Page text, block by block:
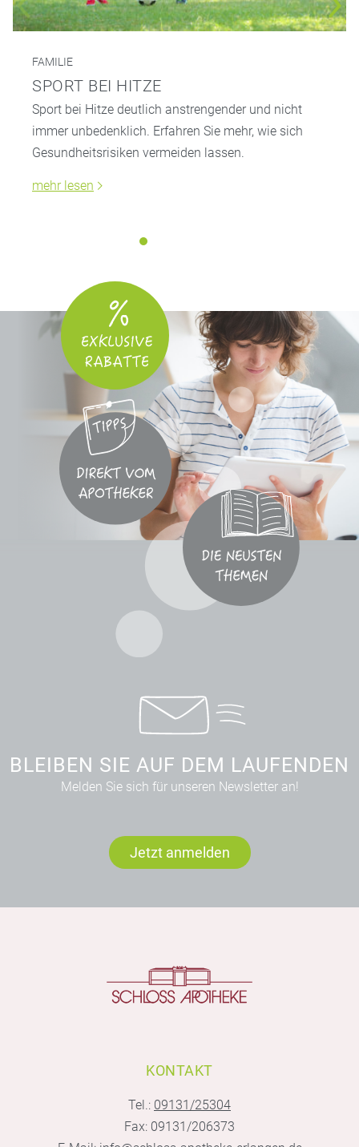
FAMILIE
SPORT BEI HITZE
Sport bei Hitze deutlich anstrengender und nicht
immer unbedenklich. Erfahren Sie mehr, wie sich
Gesundheitsrisiken vermeiden lassen.
mehr lesen
BLEIBEN SIE AUF DEM LAUFENDEN
Melden Sie sich für unseren Newsletter an!
Jetzt anmelden
KONTAKT
Tel.: 09131/25304
Fax: 09131/206373